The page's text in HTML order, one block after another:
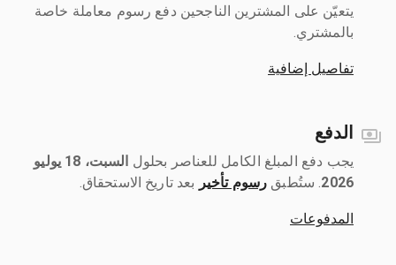
يتعيّن على المشترين الناجحين دفع رسوم معاملة خاصة
بالمشتري.
تفاصيل إضافية
الدفع
يجب دفع المبلغ الكامل للعناصر بحلول ‎
السبت، 18 يوليو
2026
رسوم تأخير بعد تاريخ الاستحقاق.
المدفوعات